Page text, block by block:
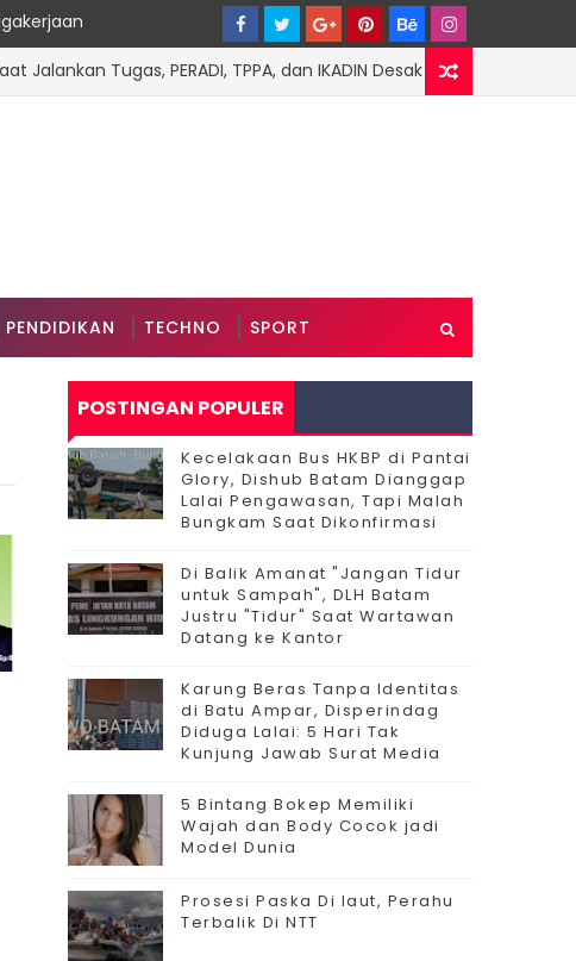
Tugas, PERADI, TPPA, dan IKADIN Desak Penegakan Hukum
PENDIDIKAN TECHNO SPORT
POSTINGAN POPULER
Kecelakaan Bus HKBP di Pantai
Glory, Dishub Batam Dianggap
Lalai Pengawasan, Tapi Malah
Bungkam Saat Dikonfirmasi
Di Balik Amanat "Jangan Tidur
untuk Sampah", DLH Batam
Justru "Tidur" Saat Wartawan
Datang ke Kantor
Karung Beras Tanpa Identitas
di Batu Ampar, Disperindag
Diduga Lalai: 5 Hari Tak
Kunjung Jawab Surat Media
5 Bintang Bokep Memiliki
Wajah dan Body Cocok jadi
Model Dunia
Prosesi Paska Di laut, Perahu
Terbalik Di NTT